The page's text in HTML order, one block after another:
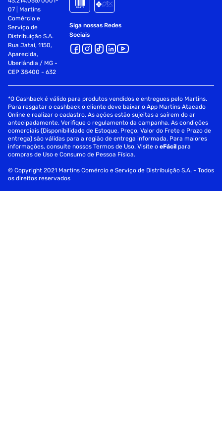
07 | Martins
Comércio e
Serviço de
Distribuição S.A.
Rua Jataí, 1150,
Aparecida,
Uberlândia / MG -
CEP 38400 - 632
Siga nossas Redes
Sociais
*O Cashback é válido para produtos vendidos e entregues pelo Martins.
Para resgatar o cashback o cliente deve baixar o App Martins Atacado
Online e realizar o cadastro. As ações estão sujeitas a saírem do ar
antecipadamente. Verifique o regulamento da campanha. As condições
comerciais (Disponibilidade de Estoque, Preço, Valor do Frete e Prazo de
entrega) são válidas para a região de entrega informada. Para maiores
informações, consulte nossos Termos de Uso. Visite oeFácil para
compras de Uso e Consumo de Pessoa Física.
© Copyright 2021 Martins Comércio e Serviço de Distribuição S.A. - Todos
os direitos reservados